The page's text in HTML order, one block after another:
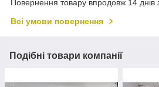
Повернення товару впродовж 14 днів
Всі умови повернення
Подібні товари компанії